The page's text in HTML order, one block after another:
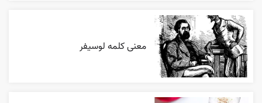
معنی کلمه لوسیفر